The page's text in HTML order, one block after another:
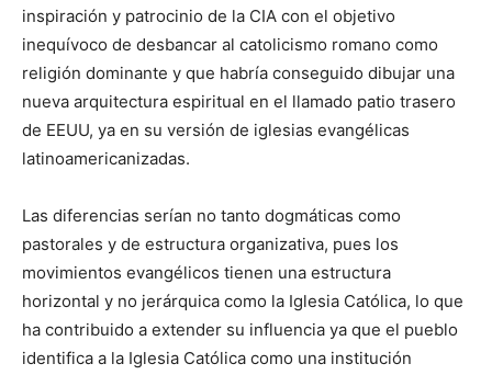
inspiración y patrocinio de la CIA con el objetivo
inequívoco de desbancar al catolicismo romano como
religión dominante y que habría conseguido dibujar una
nueva arquitectura espiritual en el llamado patio trasero
de EEUU, ya en su versión de iglesias evangélicas
latinoamericanizadas.
Las diferencias serían no tanto dogmáticas como
pastorales y de estructura organizativa, pues los
movimientos evangélicos tienen una estructura
horizontal y no jerárquica como la Iglesia Católica, lo que
ha contribuido a extender su influencia ya que el pueblo
identifica a la Iglesia Católica como una institución